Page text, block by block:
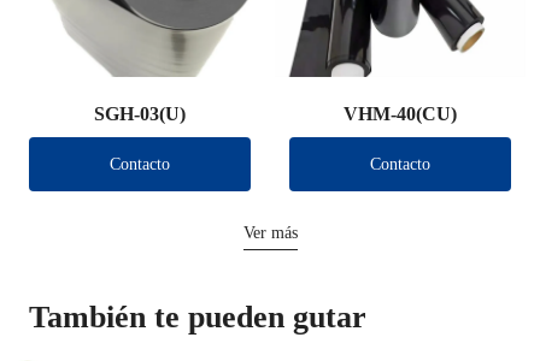
SGH-03(U)
Contacto
VHM-40(CU)
Contacto
Ver más
También te pueden gutar